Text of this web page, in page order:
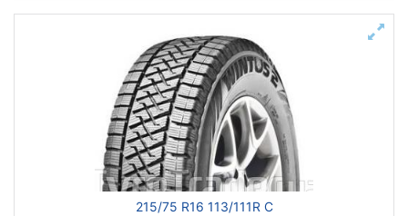
215/75 R16 113/111R C